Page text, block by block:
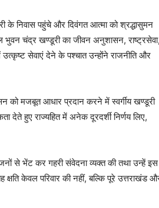
के निवास पहुंचे और दिवंगत आत्मा को श्रद्धासुमन
भुवन चंद्र खण्डूरी का जीवन अनुशासन, राष्ट्रसेवा,
उत्कृष्ट सेवाएं देने के पश्चात उन्होंने राजनीति और
को मजबूत आधार प्रदान करने में स्वर्गीय खण्डूरी
देते हुए राज्यहित में अनेक दूरदर्शी निर्णय लिए,
से भेंट कर गहरी संवेदना व्यक्त की तथा उन्हें इस
केवल परिवार की नहीं, बल्कि पूरे उत्तराखंड